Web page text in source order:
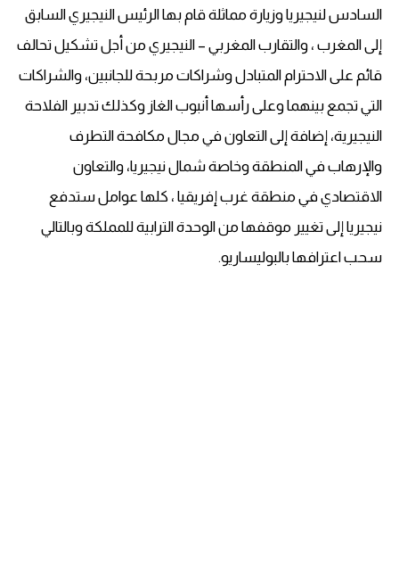
السادس لنيجيريا وزيارة مماثلة قام بها الرئيس النيجيري السابق
إلى المغرب ، والتقارب المغربي – النيجيري من أجل تشكيل تحالف
قائم على الاحترام المتبادل وشراكات مربحة للجانبين، والشراكات
التي تجمع بينهما وعلى رأسها أنبوب الغاز وكذلك تدبير الفلاحة
النيجيرية، إضافة إلى التعاون في مجال مكافحة التطرف
والإرهاب في المنطقة وخاصة شمال نيجيريا، والتعاون
الاقتصادي في منطقة غرب إفريقيا ، كلها عوامل ستدفع
نيجيريا إلى تغيير موقفها من الوحدة الترابية للمملكة وبالتالي
سحب اعترافها بالبوليساريو.